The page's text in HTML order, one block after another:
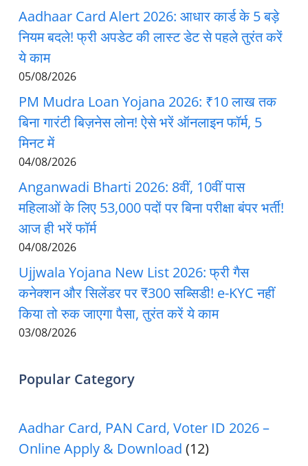
Aadhaar Card Alert 2026: आधार कार्ड के 5 बड़े
नियम बदले! फ्री अपडेट की लास्ट डेट से पहले तुरंत करें
ये काम
05/08/2026
PM Mudra Loan Yojana 2026: ₹10 लाख तक
बिना गारंटी बिज़नेस लोन! ऐसे भरें ऑनलाइन फॉर्म, 5
मिनट में
04/08/2026
Anganwadi Bharti 2026: 8वीं, 10वीं पास
महिलाओं के लिए 53,000 पदों पर बिना परीक्षा बंपर भर्ती!
आज ही भरें फॉर्म
04/08/2026
Ujjwala Yojana New List 2026: फ्री गैस
कनेक्शन और सिलेंडर पर ₹300 सब्सिडी! e-KYC नहीं
किया तो रुक जाएगा पैसा, तुरंत करें ये काम
03/08/2026
Popular Category
Aadhar Card, PAN Card, Voter ID 2026 –
Online Apply & Download (12)